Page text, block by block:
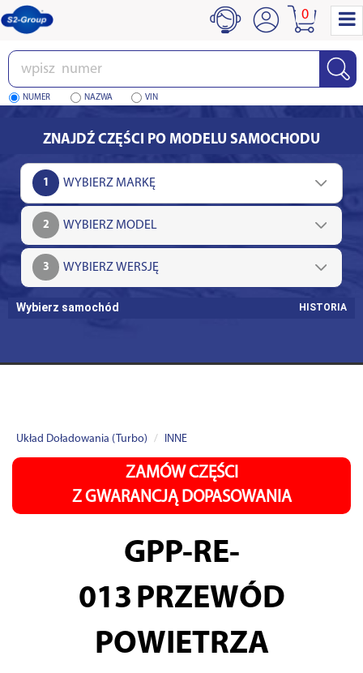
Wpisz
numer
NUMER NAZWA VIN
0
ZNAJDŹ CZĘŚCI PO MODELU SAMOCHODU
1
2
3
Wybierz samochód HISTORIA
Układ Doładowania (Turbo) INNE
ZAMÓW CZĘŚCI
Z GWARANCJĄ DOPASOWANIA
GPP-RE-
013 PRZEWÓD
POWIETRZA